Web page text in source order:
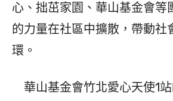
心、拙茁家園、華山基金會等
的力量在社區中擴散，帶動社
環。
華山基金會竹北愛心天使1